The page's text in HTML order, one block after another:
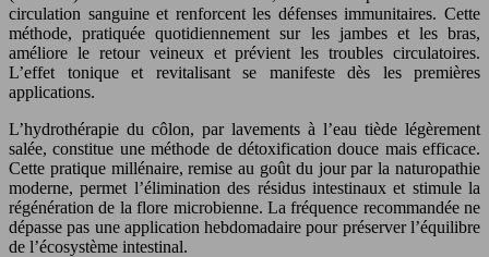
circulation sanguine et renforcent les défenses immunitaires. Cette
méthode, pratiquée quotidiennement sur les jambes et les bras,
améliore le retour veineux et prévient les troubles circulatoires.
L’effet tonique et revitalisant se manifeste dès les premières
applications.
L’hydrothérapie du côlon, par lavements à l’eau tiède légèrement
salée, constitue une méthode de détoxification douce mais efficace.
Cette pratique millénaire, remise au goût du jour par la naturopathie
moderne, permet l’élimination des résidus intestinaux et stimule la
régénération de la flore microbienne. La fréquence recommandée ne
dépasse pas une application hebdomadaire pour préserver l’équilibre
de l’écosystème intestinal.